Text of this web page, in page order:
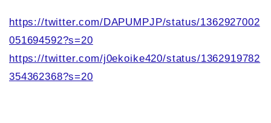
https://twitter.com/DAPUMPJP/status/1362927002
051694592?s=20
https://twitter.com/j0ekoike420/status/1362919782
354362368?s=20